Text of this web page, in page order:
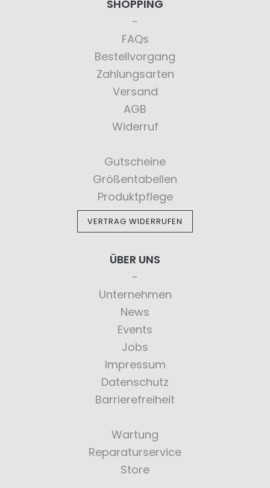
SHOPPING
FAQs
Bestellvorgang
Zahlungsarten
Versand
AGB
Widerruf
Gutscheine
Größentabellen
Produktpflege
VERTRAG WIDERRUFEN
ÜBER UNS
Unternehmen
News
Events
Jobs
Impressum
Datenschutz
Barrierefreiheit
Wartung
Reparaturservice
Store